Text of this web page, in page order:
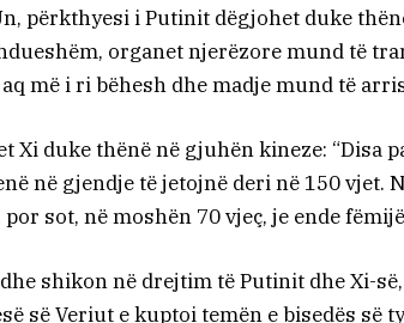
përkthyesi i Putinit dëgjohet duke
organet njerëzore mund të
më i ri bëhesh dhe madje mund të
Xi duke thënë në gjuhën kineze: “Disa
në gjendje të jetojnë deri në 150 vjet.
sot, në moshën 70 vjeç, je ende
shikon në drejtim të Putinit dhe Xi-
së Veriut e kuptoi temën e bisedës së